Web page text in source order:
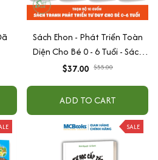
Sách Ehon - Phát Triển Toàn
Diện Cho Bé 0 - 6 Tuổi - Sách
Song Ngữ Việt - Anh
$37.00 $55.00
ADD TO CART
SALE